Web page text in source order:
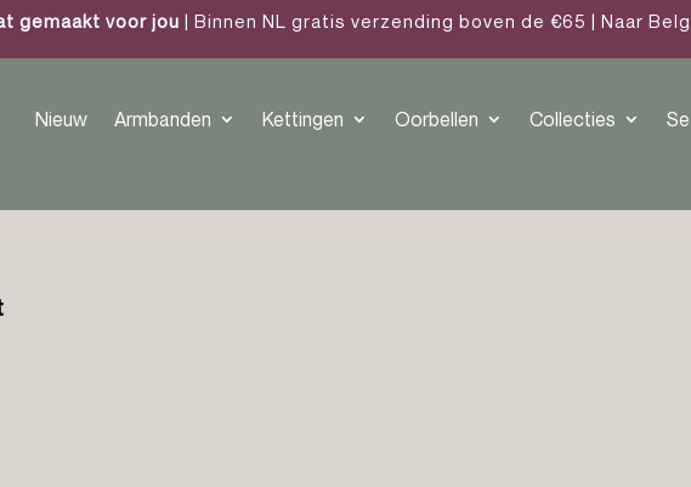
gemaakt voor jou | Binnen NL gratis verzending boven de €65 | Naar
Nieuw Armbanden Kettingen Oorbellen Collecties